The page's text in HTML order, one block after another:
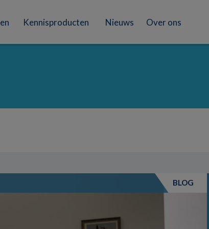
Kennisproducten Nieuws Over ons
BLOG